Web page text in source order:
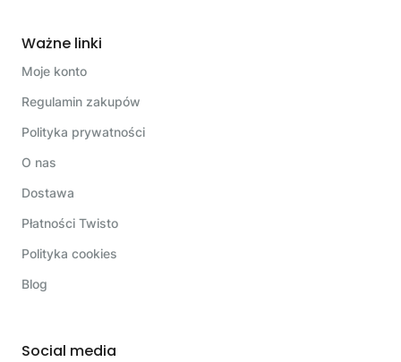
Ważne linki
Moje konto
Regulamin zakupów
Polityka prywatności
O nas
Dostawa
Płatności Twisto
Polityka cookies
Blog
Social media